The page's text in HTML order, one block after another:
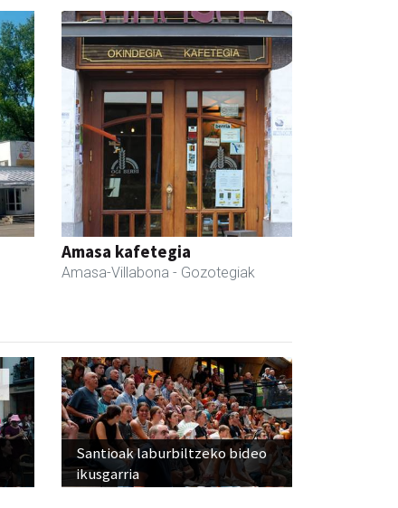
Amasa kafetegia
Amasa-Villabona - Gozotegiak
Santioak laburbiltzeko bideo
ikusgarria